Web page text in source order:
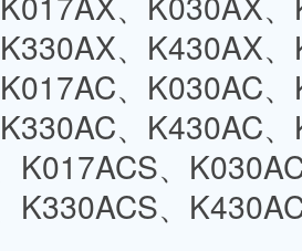
K330AX、 K430AX、
K017AC、 K030AC、
K330AC、 K430AC、
K017ACS、
K330ACS、